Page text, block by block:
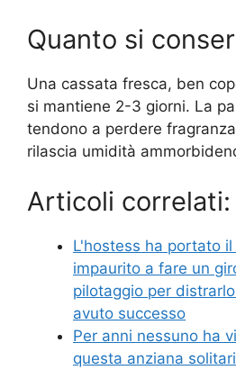
Quanto si
Una cassata fresca, ben
si mantiene 2-3 giorni. La
tendono a perdere
rilascia umidità
Articoli correlati:
L'hostess ha portato
impaurito a fare un
pilotaggio per
avuto successo
Per anni nessuno ha
questa anziana